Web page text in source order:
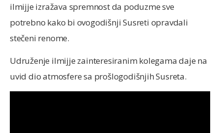
ilmijje izražava spremnost da poduzme sve
potrebno kako bi ovogodišnji Susreti opravdali
stečeni renome.
Udruženje ilmijje zainteresiranim kolegama daje na
uvid dio atmosfere sa prošlogodišnjih Susreta.